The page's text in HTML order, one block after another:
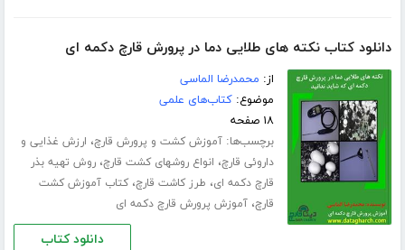
دانلود کتاب نکته های طلایی دما در پرورش قارچ دکمه ای
از: محمدرضا الماسی
موضوع:کتاب‌های علمی
۱۸ صفحه
برچسب‌ها:آموزش کشت و پرورش قارچ، ارزش غذایی و
داروئی قارچ، انواع روشهای کشت قارچ،روش تهیه بذر
قارچ دکمه ای، طرز کاشت قارچ،کتاب آموزش کشت
قارچ،آموزش پرورش قارچ دکمه ای
دانلود کتاب